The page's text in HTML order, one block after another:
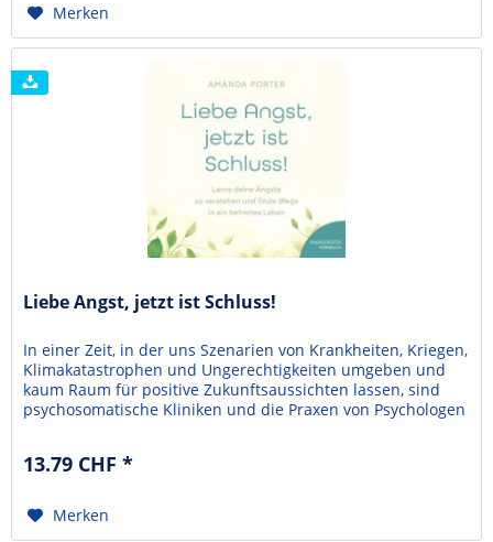
Merken
Liebe Angst, jetzt ist Schluss!
In einer Zeit, in der uns Szenarien von Krankheiten, Kriegen,
Klimakatastrophen und Ungerechtigkeiten umgeben und
kaum Raum für positive Zukunftsaussichten lassen, sind
psychosomatische Kliniken und die Praxen von Psychologen
Ängste im Alltag zu funktionieren. Aus...
13.79 CHF *
Merken